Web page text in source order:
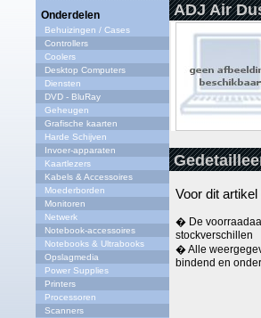
Onderdelen
Behuizingen / Cases
Controllers
Coolers
Desktop Computers
Diensten
DVD - BluRay
Geheugen
Grafische kaarten
Harde Schijven
Invoer-apparaten
Kaartlezers
Kabels & Accessoires
Moederborden
Monitoren
Netwerk
Notebook-accessoires
Notebooks & Ultrabooks
Opslagmedia
Power Supplies
Printers
Processoren
Scanners
ADJ Air
Voor dit
� De
stockverschillen
� Alle
bindend en